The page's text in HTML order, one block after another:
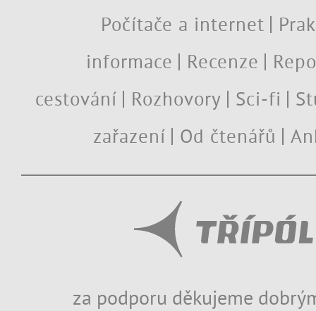
Počítače a internet
informace
Recenze
cestování
Rozhovory Sci-fi
zařazení
Od čtenářů
za podporu děkujeme